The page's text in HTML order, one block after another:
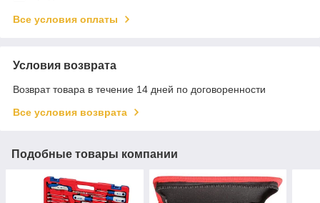
Все условия оплаты
Условия возврата
Возврат товара в течение 14 дней по договоренности
Все условия возврата
Подобные товары компании